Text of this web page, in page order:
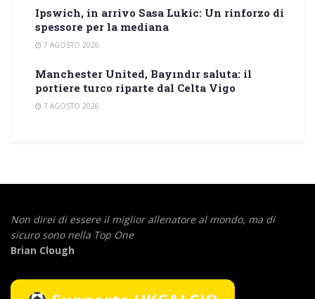
Ipswich, in arrivo Sasa Lukic: Un rinforzo di
spessore per la mediana
7 AGOSTO 2026
Manchester United, Bayındır saluta: il
portiere turco riparte dal Celta Vigo
7 AGOSTO 2026
Non direi di essere il miglior allenatore al mondo, ma di
sicuro sono nella Top One
Brian Clough